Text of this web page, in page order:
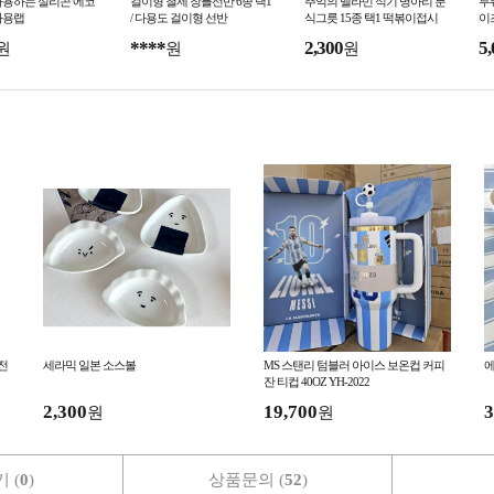
용랩
/ 다용도 걸이형 선반
****원
식그릇 15종 택1 떡볶이접시
2,300원
이
세라믹 일본 소스볼
2,300원
MS 스탠리 텀블러 아이스 보온컵 커피
잔 티컵 40OZ YH-2022
19,700원
(0) 상품문의 (52)